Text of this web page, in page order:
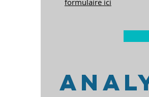
formulaire ici